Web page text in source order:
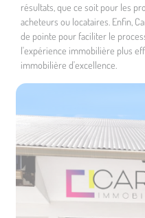
résultats, que ce soit pour les
acheteurs ou locataires. Enfin,
de pointe pour faciliter le
l'expérience immobilière plus
immobilière d'excellence.